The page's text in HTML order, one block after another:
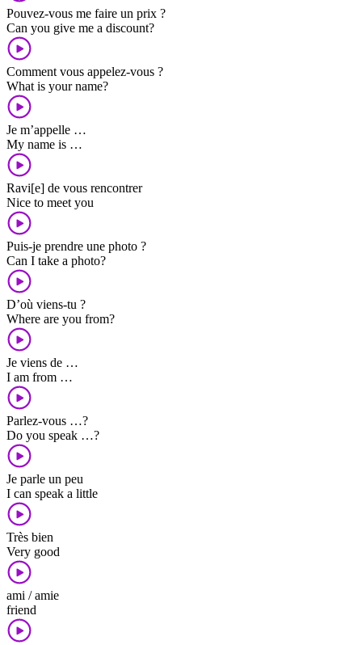
Pouvez-vous me faire un prix ?
Can you give me a discount?
Comment vous appelez-vous ?
What is your name?
Je m’appelle …
My name is …
Ravi[e] de vous rencontrer
Nice to meet you
Puis-je prendre une photo ?
Can I take a photo?
D’où viens-tu ?
Where are you from?
Je viens de …
I am from …
Parlez-vous …?
Do you speak …?
Je parle un peu
I can speak a little
Très bien
Very good
ami / amie
friend